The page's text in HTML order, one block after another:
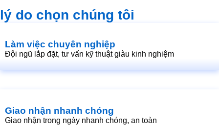
lý do chọn chúng tôi
Làm việc chuyên nghiệp
Đội ngũ lắp đặt, tư vấn kỹ thuật giàu kinh nghiệm
Giao nhận nhanh chóng
Giao nhận trong ngày nhanh chóng, an toàn